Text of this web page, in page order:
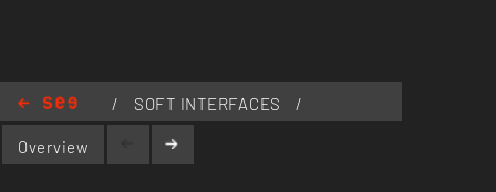
/ SOFT INTERFACES
/
Shaped Light
Overview